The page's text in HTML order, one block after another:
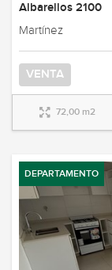
Albarellos 2100
Martínez
VENTA
72,00 m2
DEPARTAMENTO